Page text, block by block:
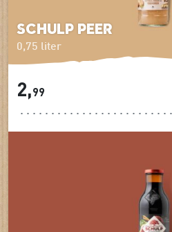
0,75 liter
schulp peer
2,99